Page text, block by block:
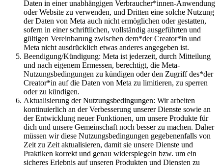
Daten in einer unabhängigen Verbraucher*innen-Anwendung
oder Website zu verwenden, und Dritten eine solche Nutzung
der Daten von Meta auch nicht ermöglichen oder gestatten,
sofern in einer schriftlichen, vollständig ausgeführten und
gültigen Vereinbarung zwischen dem*der Creator*in und
Meta nicht ausdrücklich etwas anderes angegeben ist.
Beendigung/Kündigung: Meta ist jederzeit, durch Mitteilung
und nach eigenem Ermessen, berechtigt, die Meta-
Nutzungsbedingungen zu kündigen oder den Zugriff des*der
Creator*in auf die Daten von Meta zu limitieren, zu sperren
oder zu kündigen.
Aktualisierung der Nutzungsbedingungen: Wir arbeiten
kontinuierlich an der Verbesserung unserer Dienste sowie an
der Entwicklung neuer Funktionen, um unsere Produkte für
dich und unsere Gemeinschaft noch besser zu machen. Daher
müssen wir diese Nutzungsbedingungen gegebenenfalls von
Zeit zu Zeit aktualisieren, damit sie unsere Dienste und
Praktiken korrekt und genau widerspiegeln bzw. um ein
sicheres Erlebnis auf unseren Produkten und Diensten zu